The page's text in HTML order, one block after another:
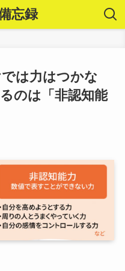
忘録
は力はつかな
のは「非認知能